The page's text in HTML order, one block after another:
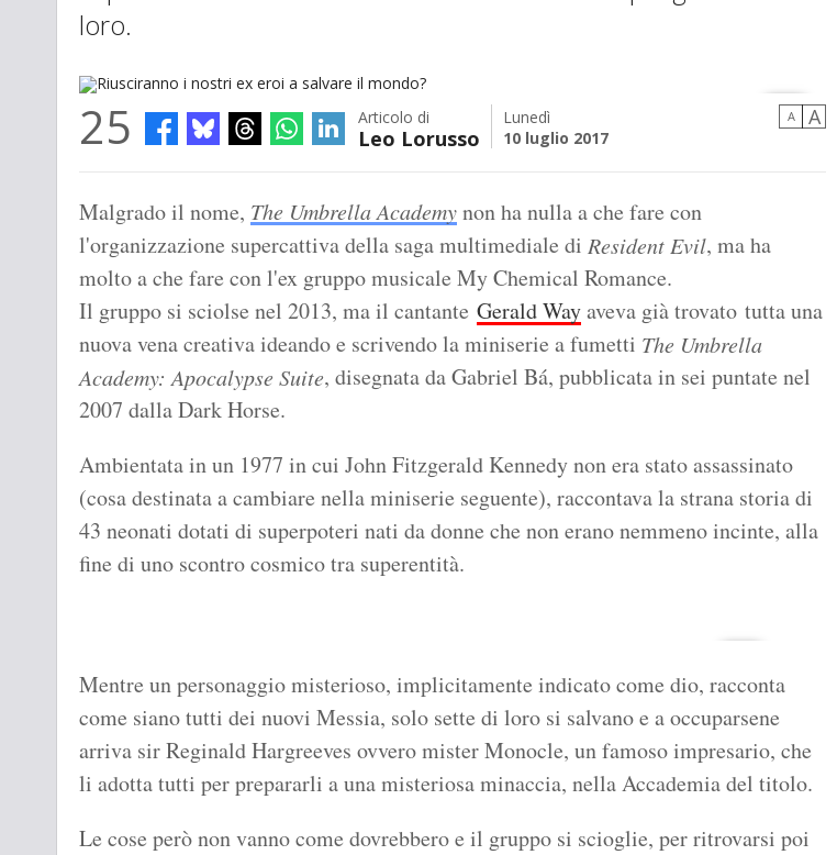
loro.
25 Articolo di
Leo Lorusso
Lunedì
10 luglio 2017
A A
Malgrado il nome, The Umbrella Academynon ha nulla a che fare con
l'organizzazione supercattiva della saga multimediale di Resident Evil, ma ha
molto a che fare con l'ex gruppo musicale My Chemical Romance.
Il gruppo si sciolse nel 2013, ma il cantante Gerald Wayaveva già trovato tutta una
nuova vena creativa ideando e scrivendo la miniserie a fumetti The Umbrella
Academy: Apocalypse Suite, disegnata da Gabriel Bá, pubblicata in sei puntate nel
2007 dalla Dark Horse.
Ambientata in un 1977 in cui John Fitzgerald Kennedy non era stato assassinato
(cosa destinata a cambiare nella miniserie seguente), raccontava la strana storia di
43 neonati dotati di superpoteri nati da donne che non erano nemmeno incinte, alla
fine di uno scontro cosmico tra superentità.
Mentre un personaggio misterioso, implicitamente indicato come dio, racconta
come siano tutti dei nuovi Messia, solo sette di loro si salvano e a occuparsene
arriva sir Reginald Hargreeves ovvero mister Monocle, un famoso impresario, che
li adotta tutti per prepararli a una misteriosa minaccia, nella Accademia del titolo.
Le cose però non vanno come dovrebbero e il gruppo si scioglie, per ritrovarsi poi